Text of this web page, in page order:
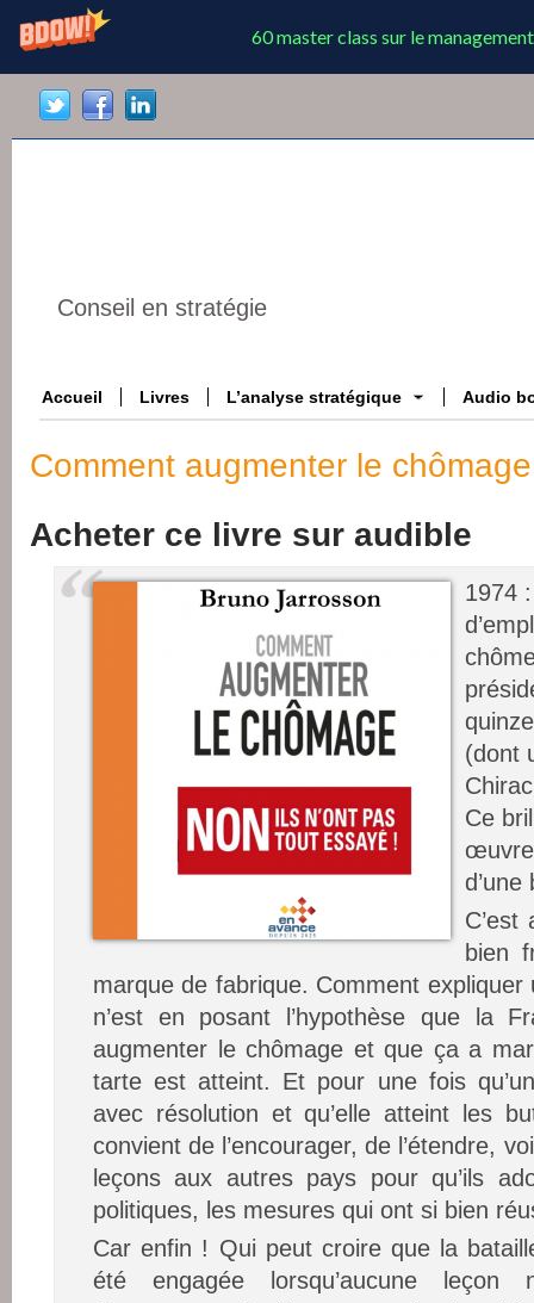
60 master class sur le
Conseil en stratégie
Accueil Livres L’analyse stratégique Audio
Comment augmenter le
Acheter ce livre sur audible
1974
(dont
Ce
œuvre
C’est
bien
marque de fabrique. Comment
n’est en posant l’hypothèse que la
augmenter le chômage et que ça a
tarte est atteint. Et pour une fois
avec résolution et qu’elle atteint les
convient de l’encourager, de l’étendre,
leçons aux autres pays pour qu’ils
politiques, les mesures qui ont si bien
Car enfin ! Qui peut croire que la
été engagée lorsqu’aucune